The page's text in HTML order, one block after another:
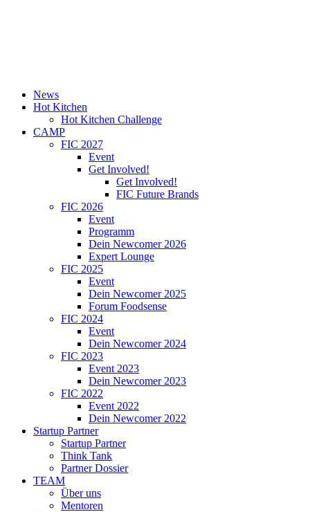
News
Hot Kitchen
Hot Kitchen Challenge
CAMP
FIC 2027
Event
Get Involved!
Get Involved!
FIC Future Brands
FIC 2026
Event
Programm
Dein Newcomer 2026
Expert Lounge
FIC 2025
Event
Dein Newcomer 2025
Forum Foodsense
FIC 2024
Event
Dein Newcomer 2024
FIC 2023
Event 2023
Dein Newcomer 2023
FIC 2022
Event 2022
Dein Newcomer 2022
Startup Partner
Startup Partner
Think Tank
Partner Dossier
TEAM
Über uns
Mentoren